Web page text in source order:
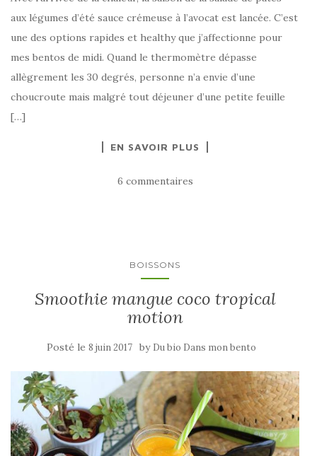
aux légumes d’été sauce crémeuse à l’avocat est lancée. C’est
une des options rapides et healthy que j’affectionne pour
mes bentos de midi. Quand le thermomètre dépasse
allègrement les 30 degrés, personne n’a envie d’une
choucroute mais malgré tout déjeuner d’une petite feuille
[…]
EN SAVOIR PLUS
6 commentaires
BOISSONS
Smoothie mangue coco tropical
motion
Posté le 8 juin 2017 by Du bio Dans mon bento